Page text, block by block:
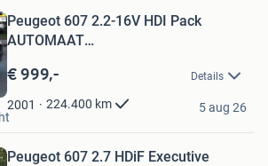
Peugeot 607 2.2-16V HDI Pack
AUTOMAAT
€ 999,- Details
2001 224.400 km 5 aug 26
Peugeot 607 2.7 HDiF Executive